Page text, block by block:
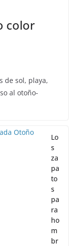
color
de sol, playa,
al otoño-
Lo
s
za
pa
to
s
pa
ra
ho
m
br